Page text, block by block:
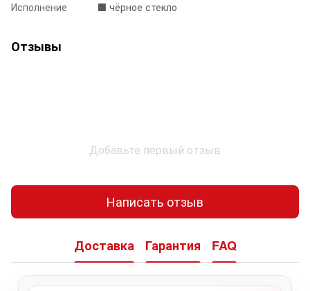
Исполнение ⬛️ чёрное стекло
Отзывы
Добавьте первый отзыв
Написать отзыв
Доставка Гарантия FAQ